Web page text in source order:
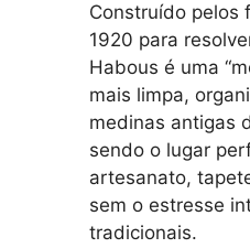
Construído pelos
1920 para
Habous é uma
mais limpa,
medinas antigas
sendo o lugar
artesanato,
sem o estresse
tradicionais.